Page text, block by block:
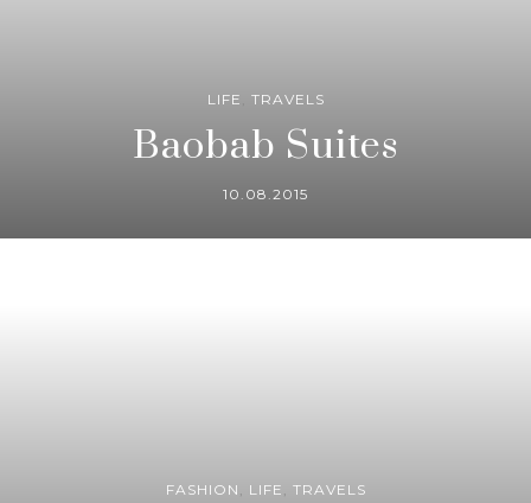
LIFE TRAVELS
Baobab Suites
10.08.2015
FASHION , LIFE , TRAVELS